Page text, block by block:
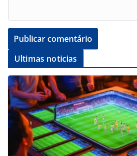
Ultimas noticias